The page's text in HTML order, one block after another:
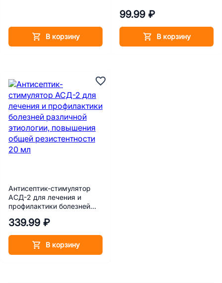
В корзину
99.99 ₽
В корзину
Антисептик-стимулятор
АСД-2 для лечения и
профилактики болезней
повышения общей
339.99 ₽
В корзину